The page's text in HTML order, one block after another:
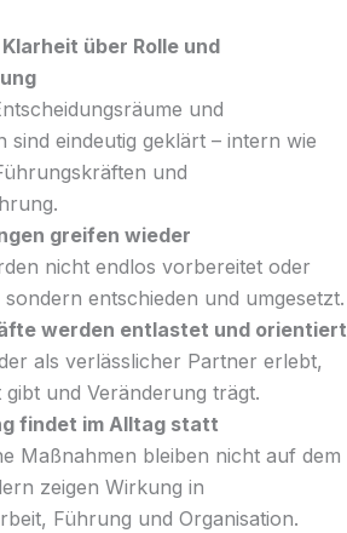
über Rolle und
und
sind eindeutig geklärt – intern wie
und
greifen wieder
nicht endlos vorbereitet oder
entschieden und umgesetzt.
werden entlastet und orientiert
als verlässlicher Partner erlebt,
gibt und Veränderung trägt.
findet im Alltag statt
Maßnahmen bleiben nicht auf dem
zeigen Wirkung in
Führung und Organisation.